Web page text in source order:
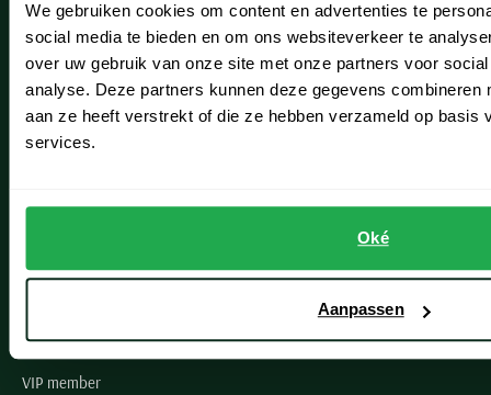
We gebruiken cookies om content en advertenties te
social media te bieden en om ons websiteverkeer te
over uw gebruik van onze site met onze partners voor
analyse. Deze partners kunnen deze gegevens combineren
aan ze heeft verstrekt of die ze hebben verzameld op basis
services.
Oké
Aanpassen
Leiderdorp
Lisse
Noordwijk
Oegstgeest
Paul & Shark specialist
VIP member